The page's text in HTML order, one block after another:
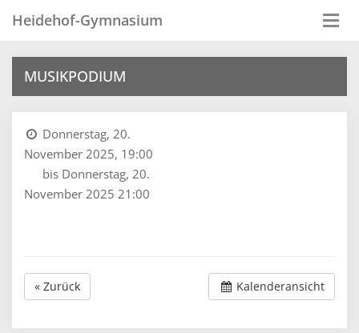
Heidehof-Gymnasium
MUSIKPODIUM
Donnerstag, 20.
November 2025, 19:00
bis Donnerstag, 20.
November 2025 21:00
« Zurück Kalenderansicht